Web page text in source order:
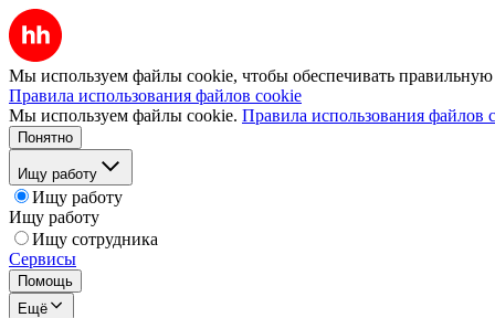
Мы используем файлы cookie, чтобы обеспечивать правильную
Правила использования файлов cookie
Мы используем файлы cookie. Правила использования файлов
Понятно
Ищу работу
Ищу работу
Ищу работу
Ищу сотрудника
Сервисы
Помощь
Ещё